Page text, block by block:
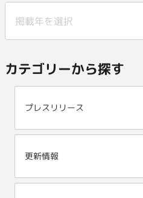
カテゴリーから探す
プレスリリース
更新情報